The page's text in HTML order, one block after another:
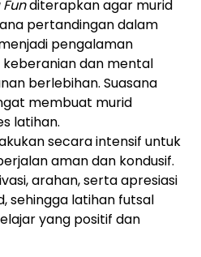
diterapkan agar murid
pertandingan dalam
pengalaman
dan mental
berlebihan. Suasana
membuat murid
latihan.
secara intensif untuk
aman dan kondusif.
arahan, serta apresiasi
sehingga latihan futsal
yang positif dan